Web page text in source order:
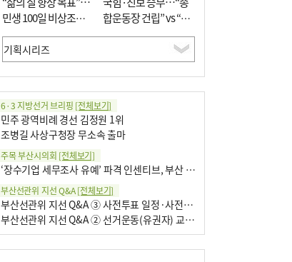
민생 100일 비상조치
면밀 심사
합운동장 건립” vs “출
근 공공버스 도입”
6·3 지방선거 브리핑 [전체보기]
민주 광역비례 경선 김정원 1위
조병길 사상구청장 무소속 출마
주목 부산시의회 [전체보기]
‘장수기업 세무조사 유예’ 파격 인센티브, 부산 유출 막을까
부산선관위 지선 Q&A[전체보기]
부산선관위 지선 Q&A ③ 사전투표 일정·사전투표함 보관
부산선관위 지선 Q&A ② 선거운동(유권자) 교육감투표용지